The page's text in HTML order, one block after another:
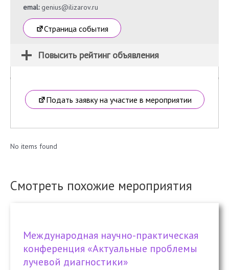
emal: genius@ilizarov.ru
Страница события
Повысить рейтинг объявления
Подать заявку на участие в мероприятии
No items found
Смотреть похожие мероприятия
Международная научно-практическая
конференция «Актуальные проблемы
лучевой диагностики»